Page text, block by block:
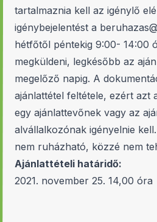
tartalmaznia kell az igénylő
igénybejelentést a
hétfőtől péntekig 9:00- 14:00
megküldeni, legkésőbb az
megelőző napig. A
ajánlattétel feltétele, ezért azt
egy ajánlattevőnek vagy az
alvállalkozónak igényelnie
nem ruházható, közzé nem
Ajánlattételi határidő:
2021. november 25. 14,00 óra